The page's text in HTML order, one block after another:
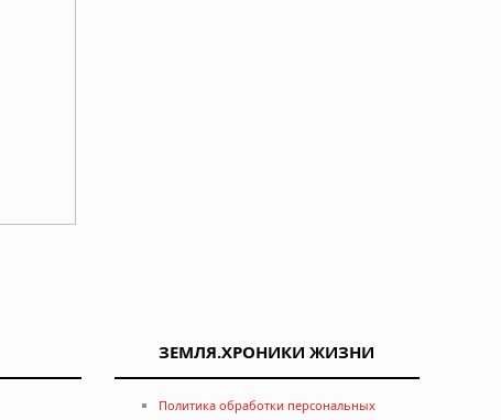
ЗЕМЛЯ.ХРОНИКИ ЖИЗНИ
Политика обработки персональных